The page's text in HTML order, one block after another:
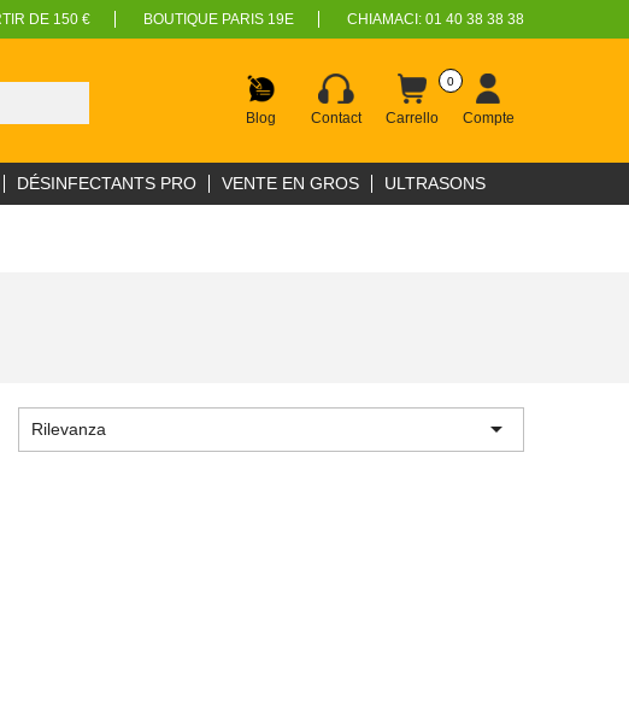
DE 150 € BOUTIQUE PARIS 19E CHIAMACI: 01 40 38 38 38
Blog Contact Carrello
0
Compte
DÉSINFECTANTS PRO VENTE EN GROS ULTRASONS
Rilevanza 